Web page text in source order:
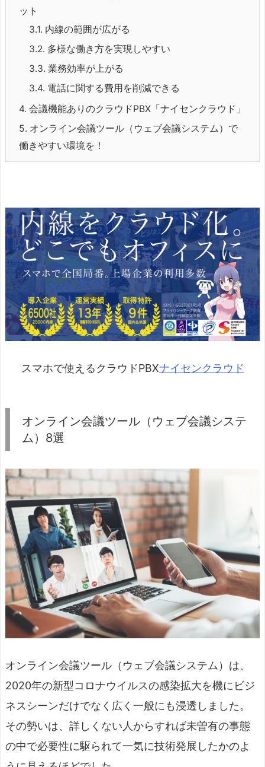
ット
3.1. 内線の範囲が広がる
3.2. 多様な働き方を実現しやすい
3.3. 業務効率が上がる
3.4. 電話に関する費用を削減できる
4. 会議機能ありのクラウドPBX「ナイセンクラウド」
5. オンライン会議ツール（ウェブ会議システム）で
働きやすい環境を！
スマホで使えるクラウドPBXナイセンクラウド
オンライン会議ツール（ウェブ会議システ
ム）8選
オンライン会議ツール（ウェブ会議システム）は、
2020年の新型コロナウイルスの感染拡大を機にビジ
ネスシーンだけでなく広く一般にも浸透しました。
その勢いは、詳しくない人からすれば未曽有の事態
の中で必要性に駆られて一気に技術発展したかのよ